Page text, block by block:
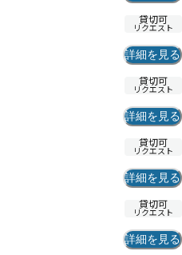
貸切可
リクエスト
詳細を見る
貸切可
リクエスト
詳細を見る
貸切可
リクエスト
詳細を見る
貸切可
リクエスト
詳細を見る